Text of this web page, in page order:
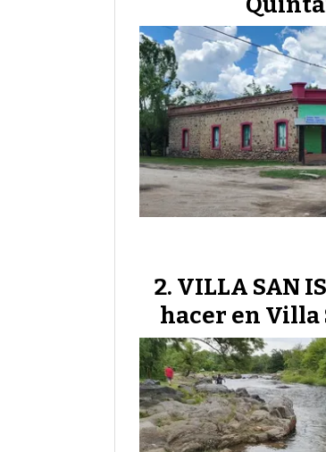
VILLA SAN
hacer en Villa